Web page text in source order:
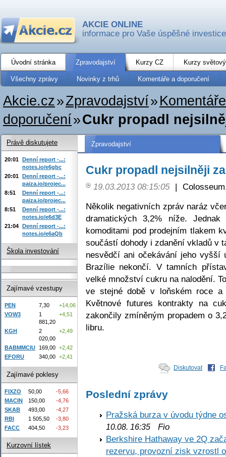
AKCIE ONLINE
informace pro Vaše úspěšné investice
Úvodní stránka Zpravodajství Kurzy CZ Kurzy
Všechny zprávy Novinky z trhů Komentáře a doporučení
Akcie.cz»Zpravodajství»
doporučení»Cukr propadl
Zpravodajství
Cukr propadl nejsilněji
19.03.2013 08:15:05 |
Několik negativních zpráv naráz
dramatických 3,2% níže.
komoditami pod prodejním tlakem
součástí dohody i zdanění vkladů v
nesvědčí ani očekávání jeho
Brazílie nekončí. V tamních
velké množství cukru na nalodění.
ve stejné době v loňském roce a
Květnové futures kontrakty na
zakončily zmíněným propadem o
libru.
Diskutovat
Poslední zprávy
Pražská burza v úvodu týdne
10.08. 16:35 Fio
Berkshire Hathaway ve 2Q
rezervu, provozní zisk vzrostl
Právě diskutujete
20:01 Denní report -...:
notes.io/e6gbc
20:01 Denní report -...:
paiza.io/projec...
8:51
Denní report -...:
paiza.io/projec...
8:51
Denní report -...:
notes.io/e6d3E
21:04 Denní report -...:
notes.io/e6aQb
Škola investování
Zajímavé vzestupy
PEN 7,30
+14,06
VOW3
1
881,20
+4,51
KGH
2
020,00
+2,49
BABMMCIU 169,00 +2,42
EFORU
340,00 +2,41
Zajímavé poklesy
FIXZO 50,00
-5,66
MACIN
150,00
-4,76
SKAB
493,00
-4,27
RBI
1 505,50
-3,80
FACC
404,50 -3,23
Kurzovní lístek